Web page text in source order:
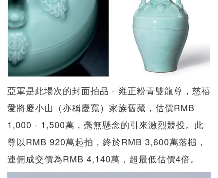
亞軍是此場次的封面拍品 - 雍正粉青雙龍尊，慈禧
愛將慶小山（亦稱慶寬）家族舊藏，估價RMB
1,000 - 1,500萬，毫無懸念的引來激烈競投。此
尊以RMB 920萬起拍，終於RMB 3,600萬落槌，
連佣成交價為RMB 4,140萬，超最低估價4倍。